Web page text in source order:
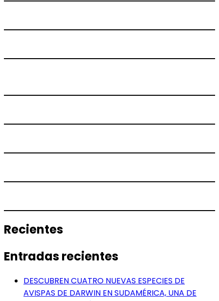
Recientes
Entradas recientes
DESCUBREN CUATRO NUEVAS ESPECIES DE
AVISPAS DE DARWIN EN SUDAMÉRICA, UNA DE